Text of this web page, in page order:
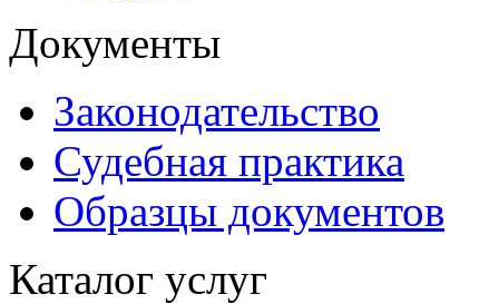
Документы
Законодательство
Судебная практика
Образцы документов
Каталог услуг